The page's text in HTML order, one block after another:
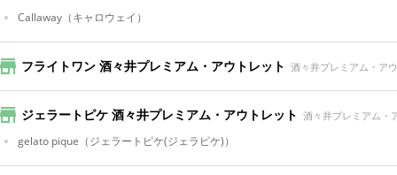
Callaway （キャロウェイ）
フライトワン 酒々井プレミアム・アウトレット 酒々井プレミアム・ア
ジェラートピケ 酒々井プレミアム・アウトレット 酒々井プレミアム・
gelato pique （ジェラートピケ(ジェラピケ)）